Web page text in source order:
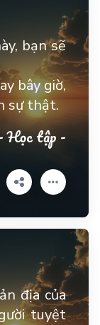
bạn sẽ
bây giờ,
sự thật.
Học tập -
địa của
tuyệt